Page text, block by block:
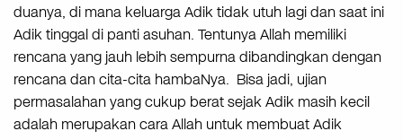
duanya, di mana keluarga Adik tidak utuh lagi dan saat ini
Adik tinggal di panti asuhan. Tentunya Allah memiliki
rencana yang jauh lebih sempurna dibandingkan dengan
rencana dan cita-cita hambaNya. Bisa jadi, ujian
permasalahan yang cukup berat sejak Adik masih kecil
adalah merupakan cara Allah untuk membuat Adik